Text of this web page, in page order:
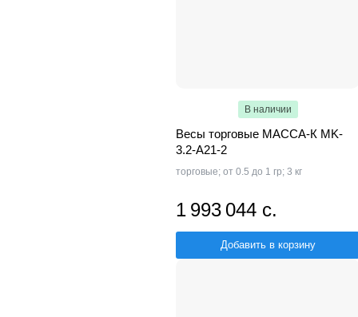
В наличии
Весы торговые МАССА-К MK-
3.2-A21-2
торговые; от 0.5 до 1 гр; 3 кг
1 993 044 с.
Добавить в корзину